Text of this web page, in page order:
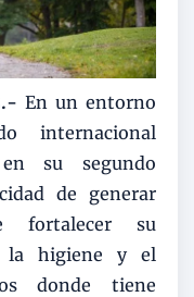
En un entorno
internacional
su segundo
de generar
fortalecer su
la higiene y el
donde tiene